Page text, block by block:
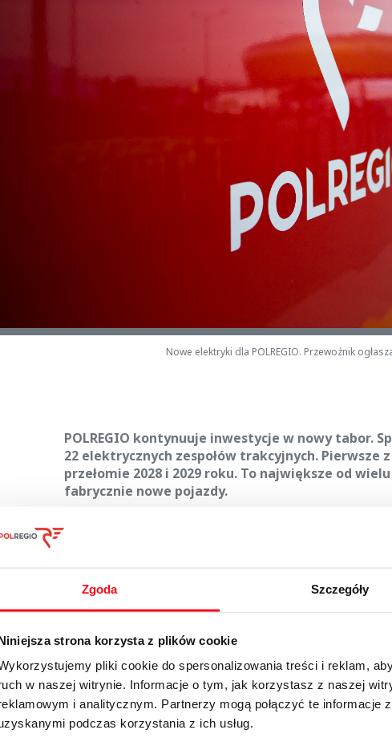
Zgoda Szczegóły
strona korzysta z plików cookie
pliki cookie do spersonalizowania treści i reklam,
w naszej witrynie. Informacje o tym, jak korzystasz z naszej
i analitycznym. Partnerzy mogą połączyć te informacje
podczas korzystania z ich usług.
Nowe elektryki dla POLREGIO. Przewoźnik
POLREGIO kontynuuje inwestycje w nowy tabor.
22 elektrycznych zespołów trakcyjnych. Pierwsze
przełomie 2028 i 2029 roku. To największe od
fabrycznie nowe pojazdy.
Aleksandra Grzywaczewska, p.o. prezesa Zarządu
– W 2025 roku naszymi pociągami podróżowało niemal
z myślą o nich chcemy podnosić jakość usług. Jednym z
nowoczesny tabor. To warunek skutecznego
przewozów kolejowych –dodaje Wojciech Dinges,
6 pojazdów w podstawie, 16 w opcji
Skala ogłoszonego postępowania wyróżnia je na tle